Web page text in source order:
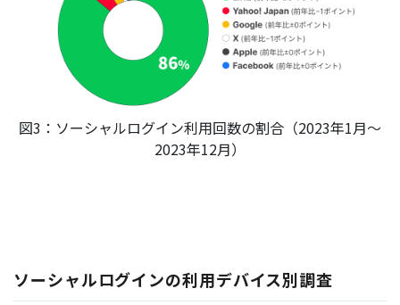
図3：ソーシャルログイン利用回数の割合（2023年1月～
2023年12月）
ソーシャルログインの利用デバイス別調査